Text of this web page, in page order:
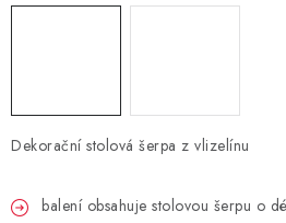
LAMPIONY
OSLAVA PODLE BAREV
Dekorační stolová šerpa z vlizelínu
balení obsahuje stolovou šerpu o